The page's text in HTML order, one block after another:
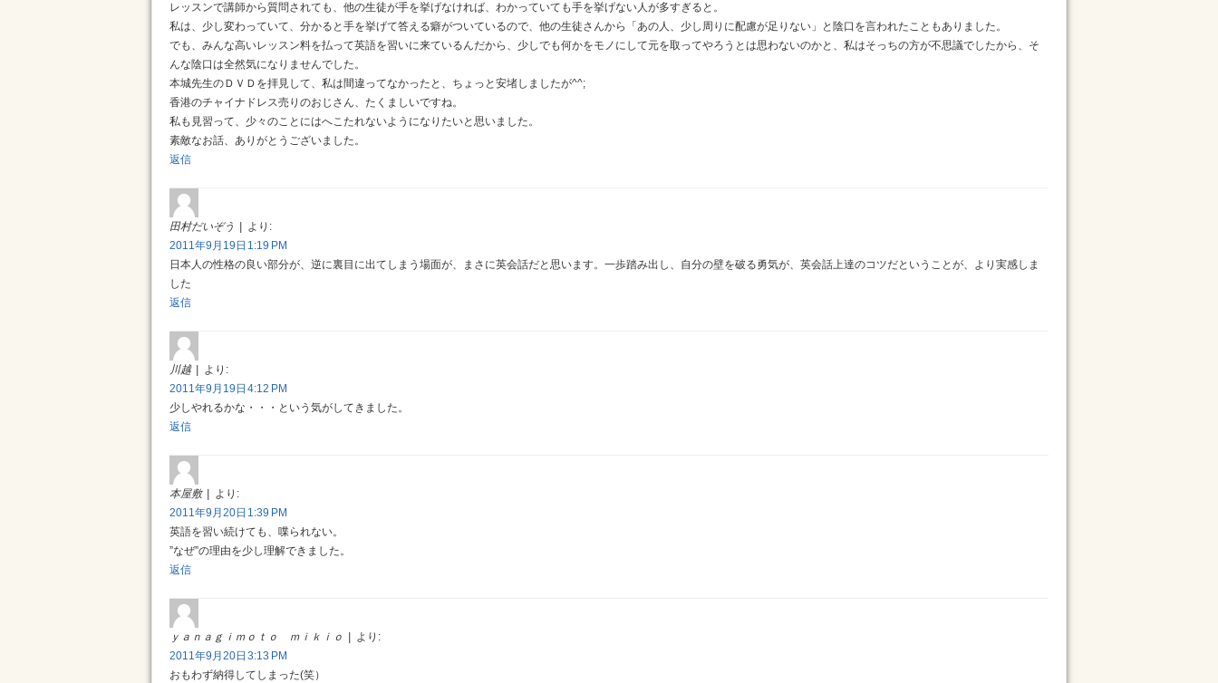
レッスンで講師から質問されても、他の生徒が手を挙げなければ、わかっていても手を挙げない人が多すぎると。
私は、少し変わっていて、分かると手を挙げて答える癖がついているので、他の生徒さんから「あの人、少し周りに配慮が足りない」と陰口を言われたこともありました。
でも、みんな高いレッスン料を払って英語を習いに来ているんだから、少しでも何かをモノにして元を取ってやろうとは思わないのかと、私はそっちの方が不思議でしたから、そ
んな陰口は全然気になりませんでした。
本城先生のＤＶＤを拝見して、私は間違ってなかったと、ちょっと安堵しましたが^^;
香港のチャイナドレス売りのおじさん、たくましいですね。
私も見習って、少々のことにはへこたれないようになりたいと思いました。
素敵なお話、ありがとうございました。
返信
田村だいぞう
より:
2011年9月19日 1:19 PM
日本人の性格の良い部分が、逆に裏目に出てしまう場面が、まさに英会話だと思います。一歩踏み出し、自分の壁を破る勇気が、英会話上達のコツだということが、より実感しま
した
返信
川越
より:
2011年9月19日 4:12 PM
少しやれるかな・・・という気がしてきました。
返信
本屋敷
より:
2011年9月20日 1:39 PM
英語を習い続けても、喋られない。
”なぜ”の理由を少し理解できました。
返信
ｙａｎａｇｉｍｏｔｏ ｍｉｋｉｏ
より:
2011年9月20日 3:13 PM
おもわず納得してしまった(笑）